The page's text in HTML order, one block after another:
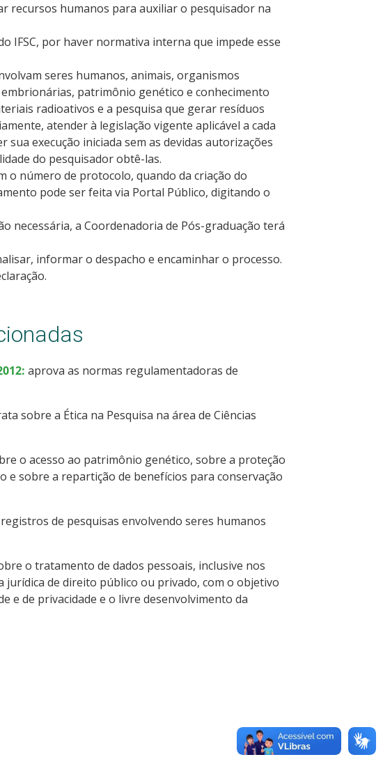
recursos humanos para auxiliar o pesquisador na
IFSC, por haver normativa interna que impede esse
seres humanos, animais, organismos
patrimônio genético e conhecimento
radioativos e a pesquisa que gerar resíduos
atender à legislação vigente aplicável a cada
execução iniciada sem as devidas autorizações
do pesquisador obtê-las.
o número de protocolo, quando da criação do
pode ser feita via Portal Público, digitando o
necessária, a Coordenadoria de Pós-graduação terá
informar o despacho e encaminhar o processo.
aprova as normas regulamentadoras de
sobre a Ética na Pesquisa na área de Ciências
o acesso ao patrimônio genético, sobre a proteção
e sobre a repartição de benefícios para conservação
de pesquisas envolvendo seres humanos
o tratamento de dados pessoais, inclusive nos
de direito público ou privado, com o objetivo
e de privacidade e o livre desenvolvimento da